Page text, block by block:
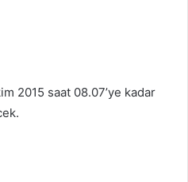
2015 saat 08.07’ye kadar